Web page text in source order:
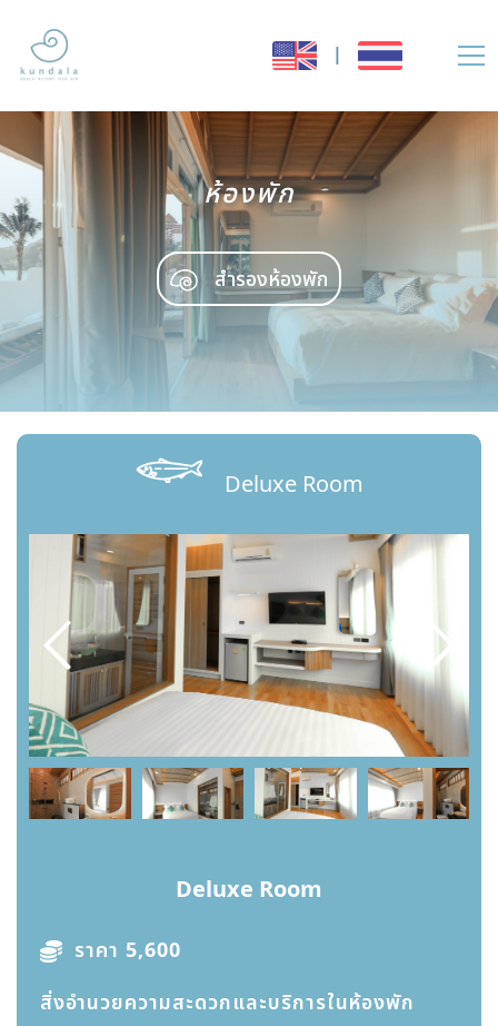
|
ห้องพัก
สำรองห้องพัก
Deluxe Room
Deluxe Room
ราคา 5,600
สิ่งอำนวยความสะดวกและบริการในห้องพัก